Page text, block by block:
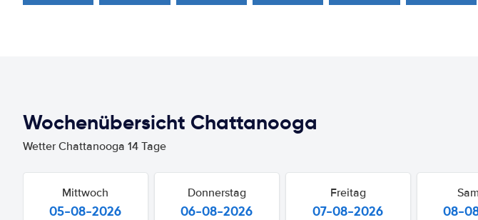
Wochenübersicht Chattanooga
Wetter Chattanooga 14 Tage
Mittwoch
05-08-2026
Donnerstag
06-08-2026
Freitag
07-08-2026 08-